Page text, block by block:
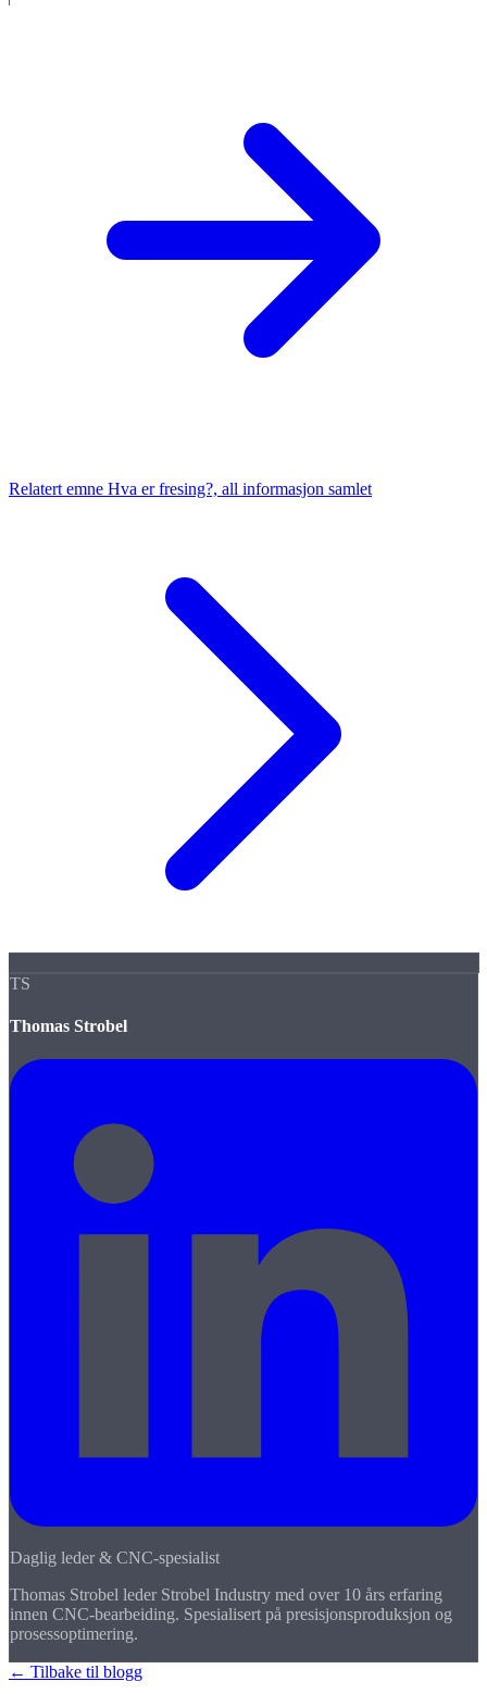
Relatert emne Hva er fresing?, all informasjon samlet
TS
Thomas Strobel
Daglig leder & CNC-spesialist
Thomas Strobel leder Strobel Industry med over 10 års erfaring
innen CNC-bearbeiding. Spesialisert på presisjonsproduksjon og
prosessoptimering.
← Tilbake til blogg